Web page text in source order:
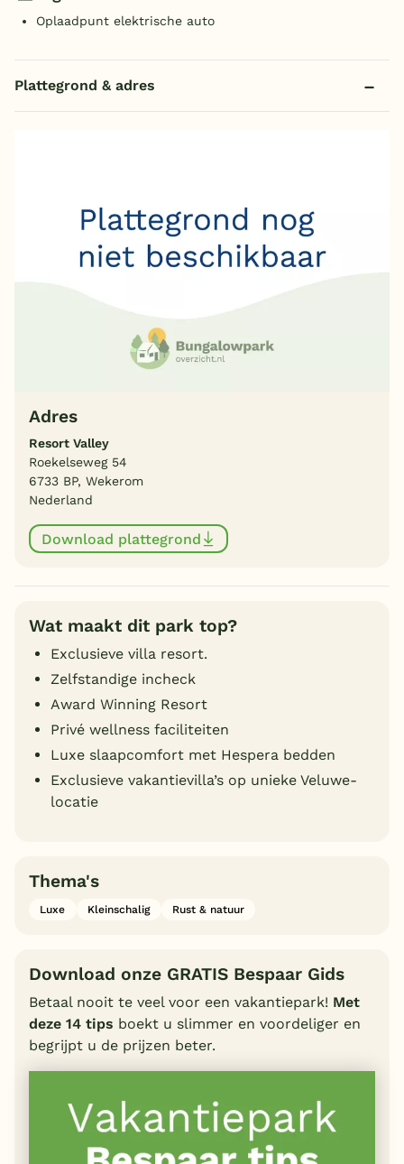
Oplaadpunt elektrische auto
Plattegrond & adres
Adres
Resort Valley
Roekelseweg 54
6733 BP, Wekerom
Nederland
Download plattegrond
Wat maakt dit park top?
Exclusieve villa resort.
Zelfstandige incheck
Award Winning Resort
Privé wellness faciliteiten
Luxe slaapcomfort met Hespera bedden
Exclusieve vakantievilla’s op unieke Veluwe-
locatie
Thema's
Luxe Kleinschalig Rust & natuur
Download onze GRATIS Bespaar Gids
Betaal nooit te veel voor een vakantiepark! Met
deze 14 tips boekt u slimmer en voordeliger en
begrijpt u de prijzen beter.